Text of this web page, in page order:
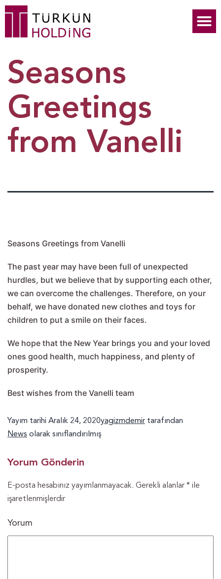
Seasons
Greetings
from Vanelli
Seasons Greetings from Vanelli
The past year may have been full of unexpected
hurdles, but we believe that by supporting each other,
we can overcome the challenges. Therefore, on your
behalf, we have donated new clothes and toys for
children to put a smile on their faces.
We hope that the New Year brings you and your loved
ones good health, much happiness, and plenty of
prosperity.
Best wishes from the Vanelli team
Yayım tarihi Aralık 24, 2020yagizmdemir tarafından
News olarak sınıflandırılmış
Yorum Gönderin
E-posta hesabınız yayımlanmayacak. Gerekli alanlar * ile
işaretlenmişlerdir
Yorum